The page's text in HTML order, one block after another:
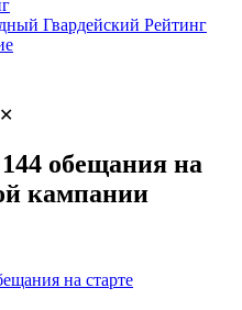
Гвардейский Рейтинг
✕
обещания на
кампании
на старте